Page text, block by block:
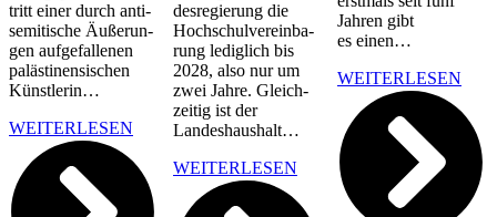
tritt einer durch anti­
se­mi­ti­sche Äuße­run­
gen auf­ge­fal­le­nen
paläs­ti­nen­si­schen
Künstlerin…
WEI­TER­LE­SEN
des­re­gie­rung die
Hoch­schul­ver­ein­ba­
rung ledig­lich bis
2028, also nur um
zwei Jah­re. Gleich­
zei­tig ist der
Landeshaushalt…
WEI­TER­LE­SEN
Jah­ren gibt
es einen…
WEI­TER­LE­SEN